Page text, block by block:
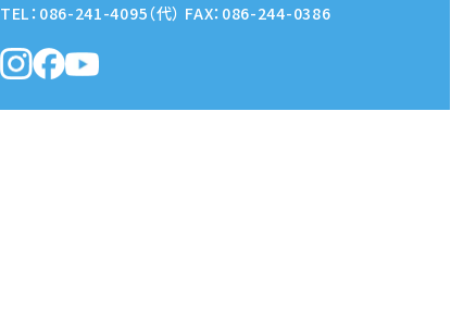
TEL：086-241-4095（代） FAX：086-244-0386